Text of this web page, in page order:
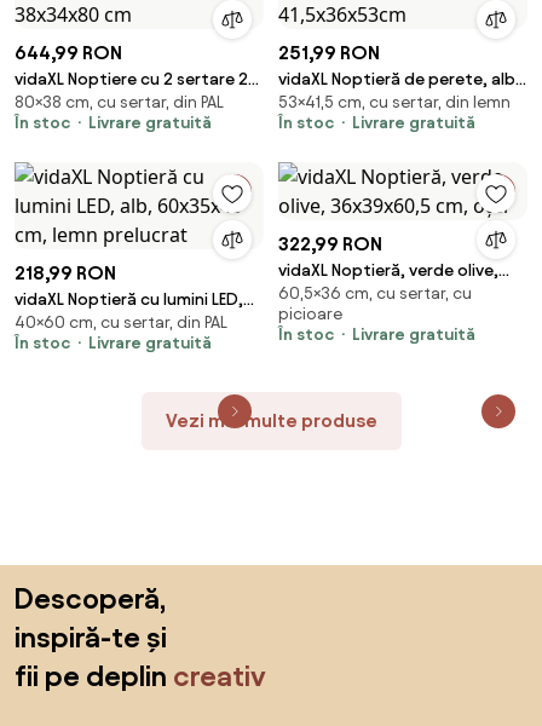
644,99 RON
vidaXL Noptiere cu 2 sertare 2
buc Gri Sonoma 38x34x80 cm
80×38 cm, cu sertar, din PAL
În stoc
Livrare gratuită
251,99 RON
vidaXL Noptieră de perete, alb
extralucios, 41,5x36x53cm
53×41,5 cm, cu sertar, din lemn
În stoc
Livrare gratuită
218,99 RON
vidaXL Noptieră cu lumini LED,
alb, 60x35x40 cm, lemn
prelucrat
40×60 cm, cu sertar, din PAL
În stoc
Livrare gratuită
322,99 RON
vidaXL Noptieră, verde olive,
36x39x60,5 cm, oțel
60,5×36 cm, cu sertar, cu
picioare
În stoc
Livrare gratuită
Vezi mai multe produse
Descoperă,
inspiră-te și
fii pe deplin creativ